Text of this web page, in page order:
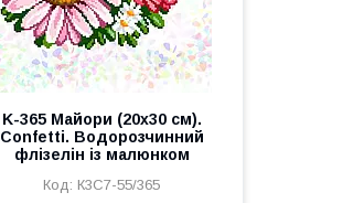
K-365 Майори (20х30 см).
Confetti. Водорозчинний
флізелін із малюнком
К3С7-55/365